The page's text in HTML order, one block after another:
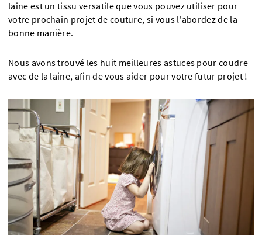
laine est un tissu versatile que vous pouvez utiliser pour
votre prochain projet de couture, si vous l'abordez de la
bonne manière.
Nous avons trouvé les huit meilleures astuces pour coudre
avec de la laine, afin de vous aider pour votre futur projet !